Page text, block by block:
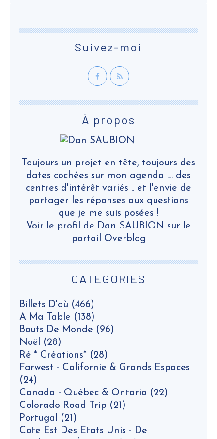
CATEGORIES
Billets D'où (466)
A Ma Table (138)
Bouts De Monde (96)
Noël (28)
Ré * Créations* (28)
Farwest - Californie & Grands Espaces
(24)
Canada - Québec & Ontario (22)
Colorado Road Trip (21)
Portugal (21)
Cote Est Des Etats Unis - De
Suivez-moi
À propos
Toujours un projet en tête, toujours des
dates cochées sur mon agenda .... des
centres d'intérêt variés .. et l'envie de
partager les réponses aux questions
que je me suis posées !
Voir le profil de Dan SAUBION sur le
portail Overblog